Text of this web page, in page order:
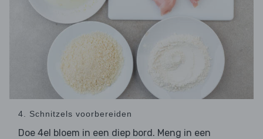
4. Schnitzels voorbereiden
Doe 4el bloem in een diep bord. Meng in een